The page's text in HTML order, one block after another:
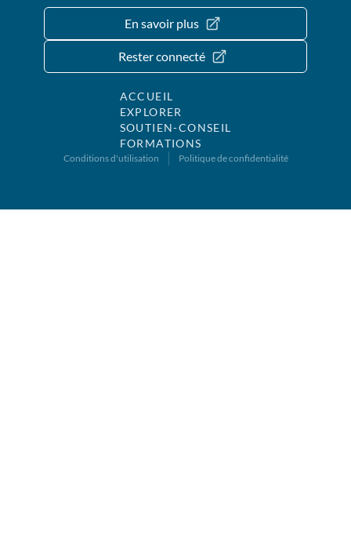
En savoir plus
Rester connecté
ACCUEIL
EXPLORER
SOUTIEN-CONSEIL
FORMATIONS
Conditions d'utilisation Politique de confidentialité